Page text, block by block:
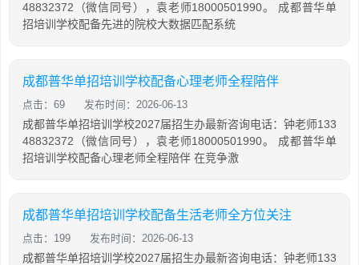
48832372（微信同号），袁老师18000501990。 成都普华单
招培训学校配备先进的院校大数据匹配系统
成都普华单招培训学校配备心理老师全程陪伴
点击：69 发布时间：2026-06-13
成都普华单招培训学校2027届招生办最新咨询电话：钟老师133
48832372（微信同号），袁老师18000501990。 成都普华单
招培训学校配备心理老师全程陪伴 在竞争激
成都普华单招培训学校配备生活老师全方位关注
点击：199 发布时间：2026-06-13
成都普华单招培训学校2027届招生办最新咨询电话：钟老师133